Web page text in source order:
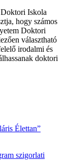
Iskola
hogy számos
Doktori
választható
irodalmi és
doktori
Élettan”
szigorlati